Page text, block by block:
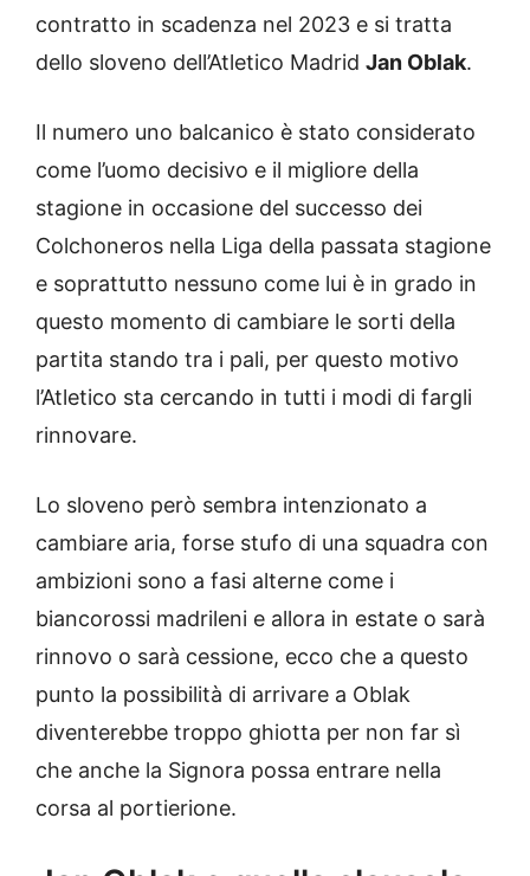
contratto in scadenza nel 2023 e si tratta
dello sloveno dell’Atletico Madrid Jan Oblak.
Il numero uno balcanico è stato considerato
come l’uomo decisivo e il migliore della
stagione in occasione del successo dei
Colchoneros nella Liga della passata stagione
e soprattutto nessuno come lui è in grado in
questo momento di cambiare le sorti della
partita stando tra i pali, per questo motivo
l’Atletico sta cercando in tutti i modi di fargli
rinnovare.
Lo sloveno però sembra intenzionato a
cambiare aria, forse stufo di una squadra con
ambizioni sono a fasi alterne come i
biancorossi madrileni e allora in estate o sarà
rinnovo o sarà cessione, ecco che a questo
punto la possibilità di arrivare a Oblak
diventerebbe troppo ghiotta per non far sì
che anche la Signora possa entrare nella
corsa al portierione.